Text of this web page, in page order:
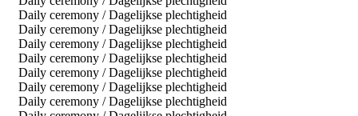
Daily ceremony / Dagelijkse plechtigheid
Daily ceremony / Dagelijkse plechtigheid
Daily ceremony / Dagelijkse plechtigheid
Daily ceremony / Dagelijkse plechtigheid
Daily ceremony / Dagelijkse plechtigheid
Daily ceremony / Dagelijkse plechtigheid
Daily ceremony / Dagelijkse plechtigheid